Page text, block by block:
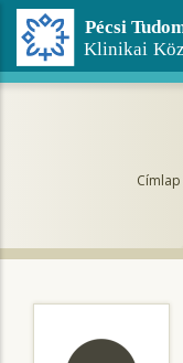
Ugrás
tartalomra
Címlap